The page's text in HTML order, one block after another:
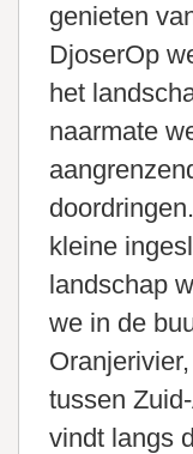
genieten
DjoserOp
het
naarmate
kleine
landschap
we in de
tussen
vindt langs